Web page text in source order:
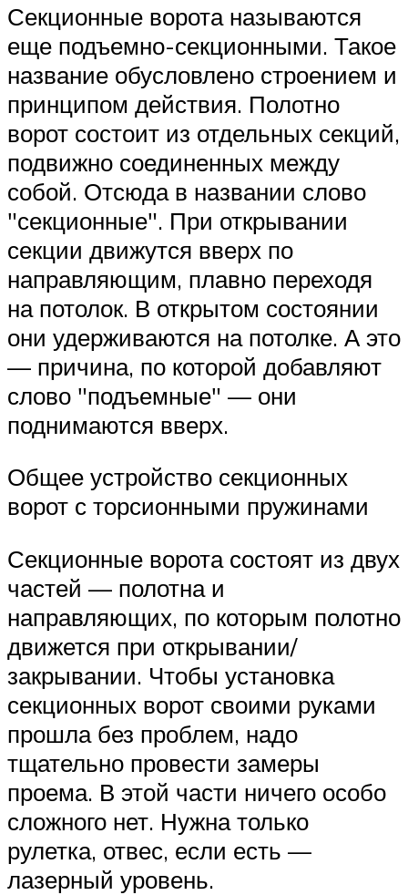
Секционные ворота называются
еще подъемно-секционными. Такое
название обусловлено строением и
принципом действия. Полотно
ворот состоит из отдельных секций,
подвижно соединенных между
собой. Отсюда в названии слово
секционные . При открывании
секции движутся вверх по
направляющим, плавно переходя
на потолок. В открытом состоянии
они удерживаются на потолке. А это
— причина, по которой добавляют
слово подъемные — они
поднимаются вверх.
Общее устройство секционных
ворот с торсионными пружинами
Секционные ворота состоят из двух
частей — полотна и
направляющих, по которым полотно
движется при открывании/
закрывании. Чтобы установка
секционных ворот своими руками
прошла без проблем, надо
тщательно провести замеры
проема. В этой части ничего особо
сложного нет. Нужна только
рулетка, отвес, если есть —
лазерный уровень.